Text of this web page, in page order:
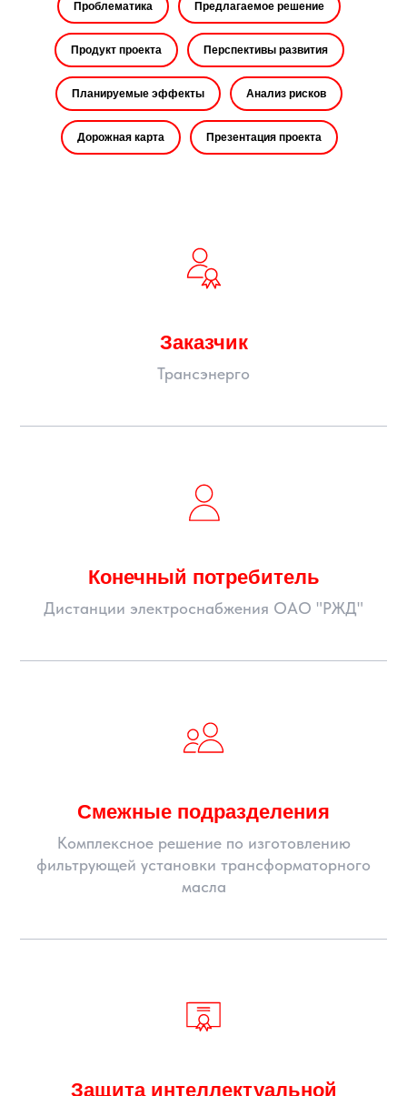
Проблематика Предлагаемое решение
Продукт проекта Перспективы развития
Планируемые эффекты Анализ рисков
Дорожная карта Презентация проекта
Заказчик
Трансэнерго
Конечный потребитель
Дистанции электроснабжения ОАО "РЖД"
Смежные подразделения
Комплексное решение по изготовлению
фильтрующей установки трансформаторного
масла
Защита интеллектуальной